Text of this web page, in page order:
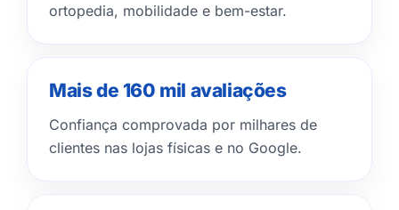
ortopedia, mobilidade e bem-estar.
Mais de 160 mil avaliações
Confiança comprovada por milhares de
clientes nas lojas físicas e no Google.